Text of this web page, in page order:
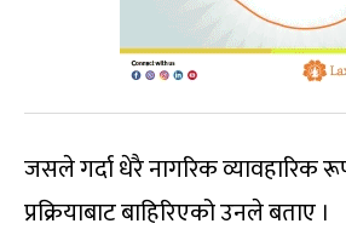
जसले गर्दा धेरै नागरिक व्यावहारिक
प्रक्रियाबाट बाहिरिएको उनले बताए ।